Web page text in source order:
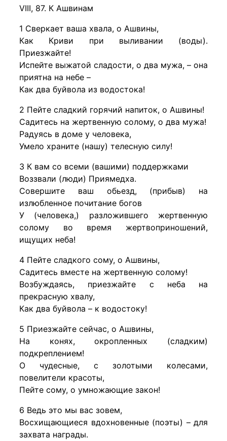
VIII, 87. К Ашвинам
1 Сверкает ваша хвала, о Ашвины,
Как Криви при выливании (воды).
Приезжайте!
Испейте выжатой сладости, о два мужа, – она
приятна на небе –
Как два буйвола из водостока!
2 Пейте сладкий горячий напиток, о Ашвины!
Садитесь на жертвенную солому, о два мужа!
Радуясь в доме у человека,
Умело храните (нашу) телесную силу!
3 К вам со всеми (вашими) поддержками
Воззвали (люди) Приямедха.
Совершите ваш обьезд, (прибыв) на
излюбленное почитание богов
У (человека,) разложившего жертвенную
солому во время жертвоприношений,
ищущих неба!
4 Пейте сладкого сому, о Ашвины,
Садитесь вместе на жертвенную солому!
Возбуждаясь, приезжайте с неба на
прекрасную хвалу,
Как два буйвола – к водостоку!
5 Приезжайте сейчас, о Ашвины,
На конях, окропленных (сладким)
подкреплением!
О чудесные, с золотыми колесами,
повелители красоты,
Пейте сому, о умножающие закон!
6 Ведь это мы вас зовем,
Восхищающиеся вдохновенные (поэты) – для
захвата награды.